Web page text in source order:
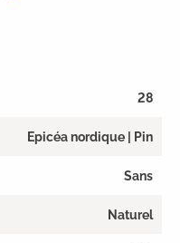
28
Epicéa nordique | Pin
Sans
Naturel